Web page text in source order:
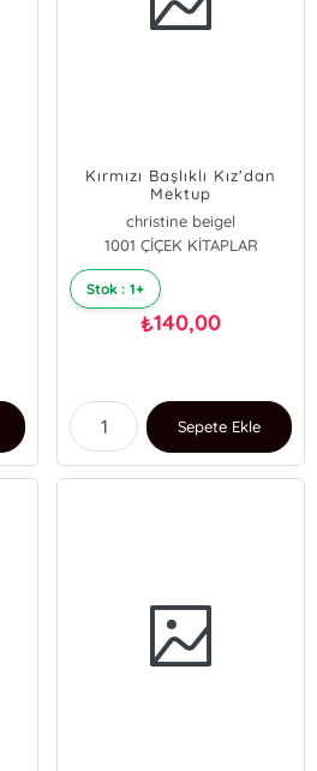
Kırmızı Başlıklı Kız'dan
Mektup
christine beigel
1001 ÇİÇEK KİTAPLAR
Stok : 1+
₺140,00
Sepete Ekle